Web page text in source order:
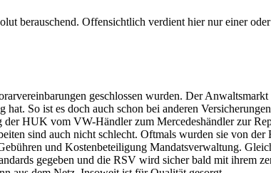
berauschend. Offensichtlich verdient hier nur einer
geschlossen wurden. Der
So ist es doch auch schon bei anderen
HUK vom VW-Händler zum Mercedeshändler zur
sind auch nicht schlecht. Oftmals wurden sie von der
und Kostenbeteiligung Mandatsverwaltung.
gegeben und die RSV wird sicher bald mit ihrem